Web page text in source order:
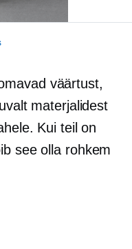
väärtust,
materjalidest
Kui teil on
see olla rohkem